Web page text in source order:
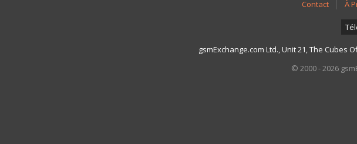
Contact À
gsmExchange.com Ltd., Unit 21, The Cubes
© 2000 - 2026